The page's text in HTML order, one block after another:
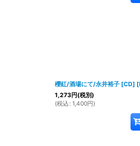
櫻紅/酒場にて/永井裕子 [CD] [
1,273円(税別)
(税込 : 1,400円)